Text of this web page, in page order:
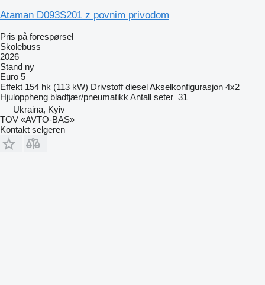
Ataman D093S201 z povnim privodom
Pris på forespørsel
Skolebuss
2026
Stand ny
Euro 5
Effekt 154 hk (113 kW) Drivstoff dieselAkselkonfigurasjon 4x2
Hjuloppheng bladfjær/pneumatikk Antall seter 31
Ukraina, Kyiv
TOV «AVTO-BAS»
Kontakt selgeren